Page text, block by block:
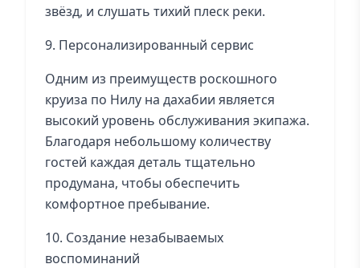
звёзд, и слушать тихий плеск реки.
9. Персонализированный сервис
Одним из преимуществ роскошного
круиза по Нилу на дахабии является
высокий уровень обслуживания экипажа.
Благодаря небольшому количеству
гостей каждая деталь тщательно
продумана, чтобы обеспечить
комфортное пребывание.
10. Создание незабываемых
воспоминаний